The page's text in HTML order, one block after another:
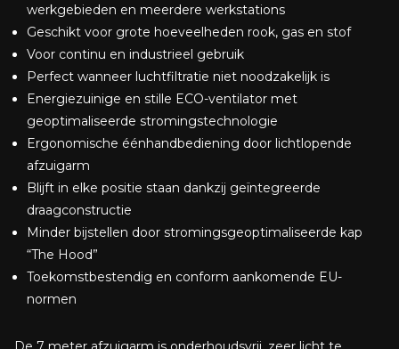
werkgebieden en meerdere werkstations
Geschikt voor grote hoeveelheden rook, gas en stof
Voor continu en industrieel gebruik
Perfect wanneer luchtfiltratie niet noodzakelijk is
Energiezuinige en stille ECO-ventilator met
geoptimaliseerde stromingstechnologie
Ergonomische éénhandbediening door lichtlopende
afzuigarm
Blijft in elke positie staan dankzij geïntegreerde
draagconstructie
Minder bijstellen door stromingsgeoptimaliseerde kap
“The Hood”
Toekomstbestendig en conform aankomende EU-
normen